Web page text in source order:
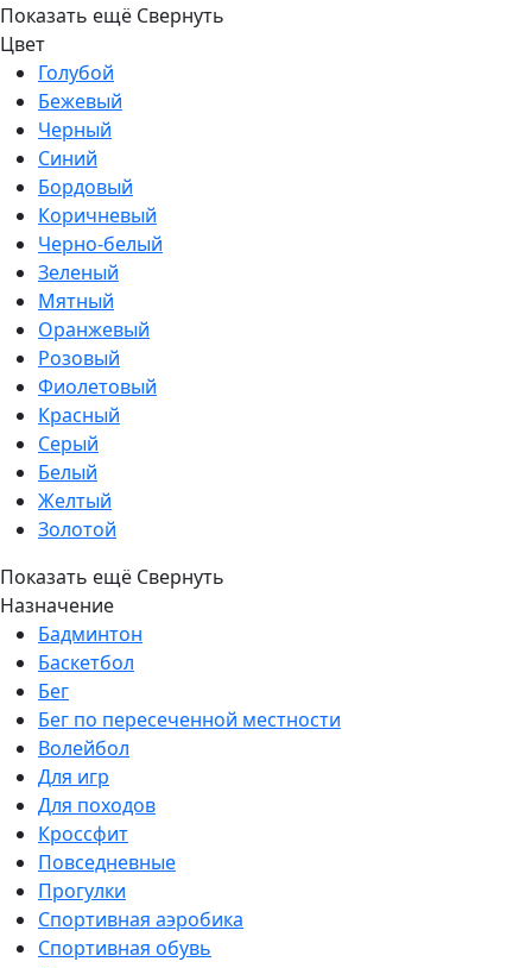
Показать ещё Свернуть
Цвет
Голубой
Бежевый
Черный
Синий
Бордовый
Коричневый
Черно-белый
Зеленый
Мятный
Оранжевый
Розовый
Фиолетовый
Красный
Серый
Белый
Желтый
Золотой
Показать ещё Свернуть
Назначение
Бадминтон
Баскетбол
Бег
Бег по пересеченной местности
Волейбол
Для игр
Для походов
Кроссфит
Повседневные
Прогулки
Спортивная аэробика
Спортивная обувь